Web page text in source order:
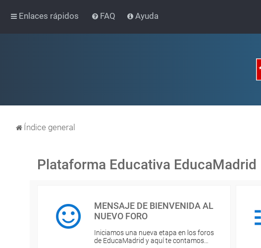
Enlaces rápidos FAQ Ayuda
Índice general
Plataforma Educativa EducaMadrid
MENSAJE DE BIENVENIDA AL
NUEVO FORO
Iniciamos una nueva etapa en los foros
de EducaMadrid y aquí te contamos…